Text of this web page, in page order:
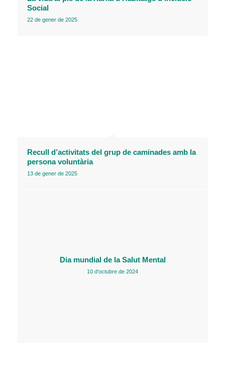
Social
22 de gener de 2025
Recull d’activitats del grup de caminades amb la
persona voluntària
13 de gener de 2025
Dia mundial de la Salut Mental
10 d'octubre de 2024